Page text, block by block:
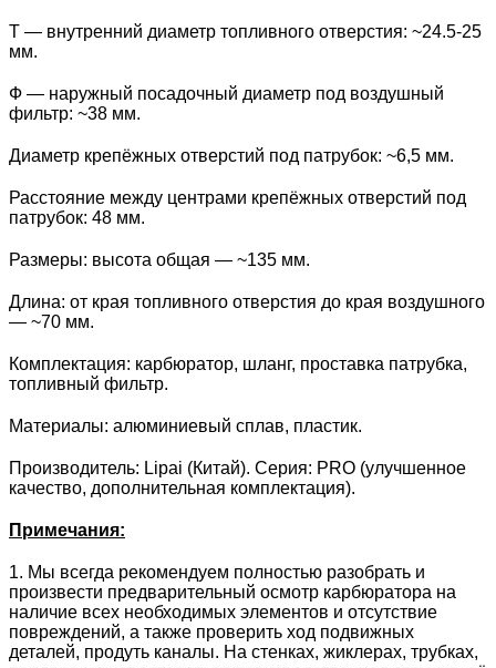
T — внутренний диаметр топливного отверстия: ~24.5-25
мм.
Ф — наружный посадочный диаметр под воздушный
фильтр: ~38 мм.
Диаметр крепёжных отверстий под патрубок: ~6,5 мм.
Расстояние между центрами крепёжных отверстий под
патрубок: 48 мм.
Размеры: высота общая — ~135 мм.
Длина: от края топливного отверстия до края воздушного
— ~70 мм.
Комплектация: карбюратор, шланг, проставка патрубка,
топливный фильтр.
Материалы: алюминиевый сплав, пластик.
Производитель: Lipai (Китай). Серия: PRO (улучшенное
качество, дополнительная комплектация).
Примечания:
1. Мы всегда рекомендуем полностью разобрать и
произвести предварительный осмотр карбюратора на
наличие всех необходимых элементов и отсутствие
повреждений, а также проверить ход подвижных
деталей, продуть каналы. На стенках, жиклерах, трубках,